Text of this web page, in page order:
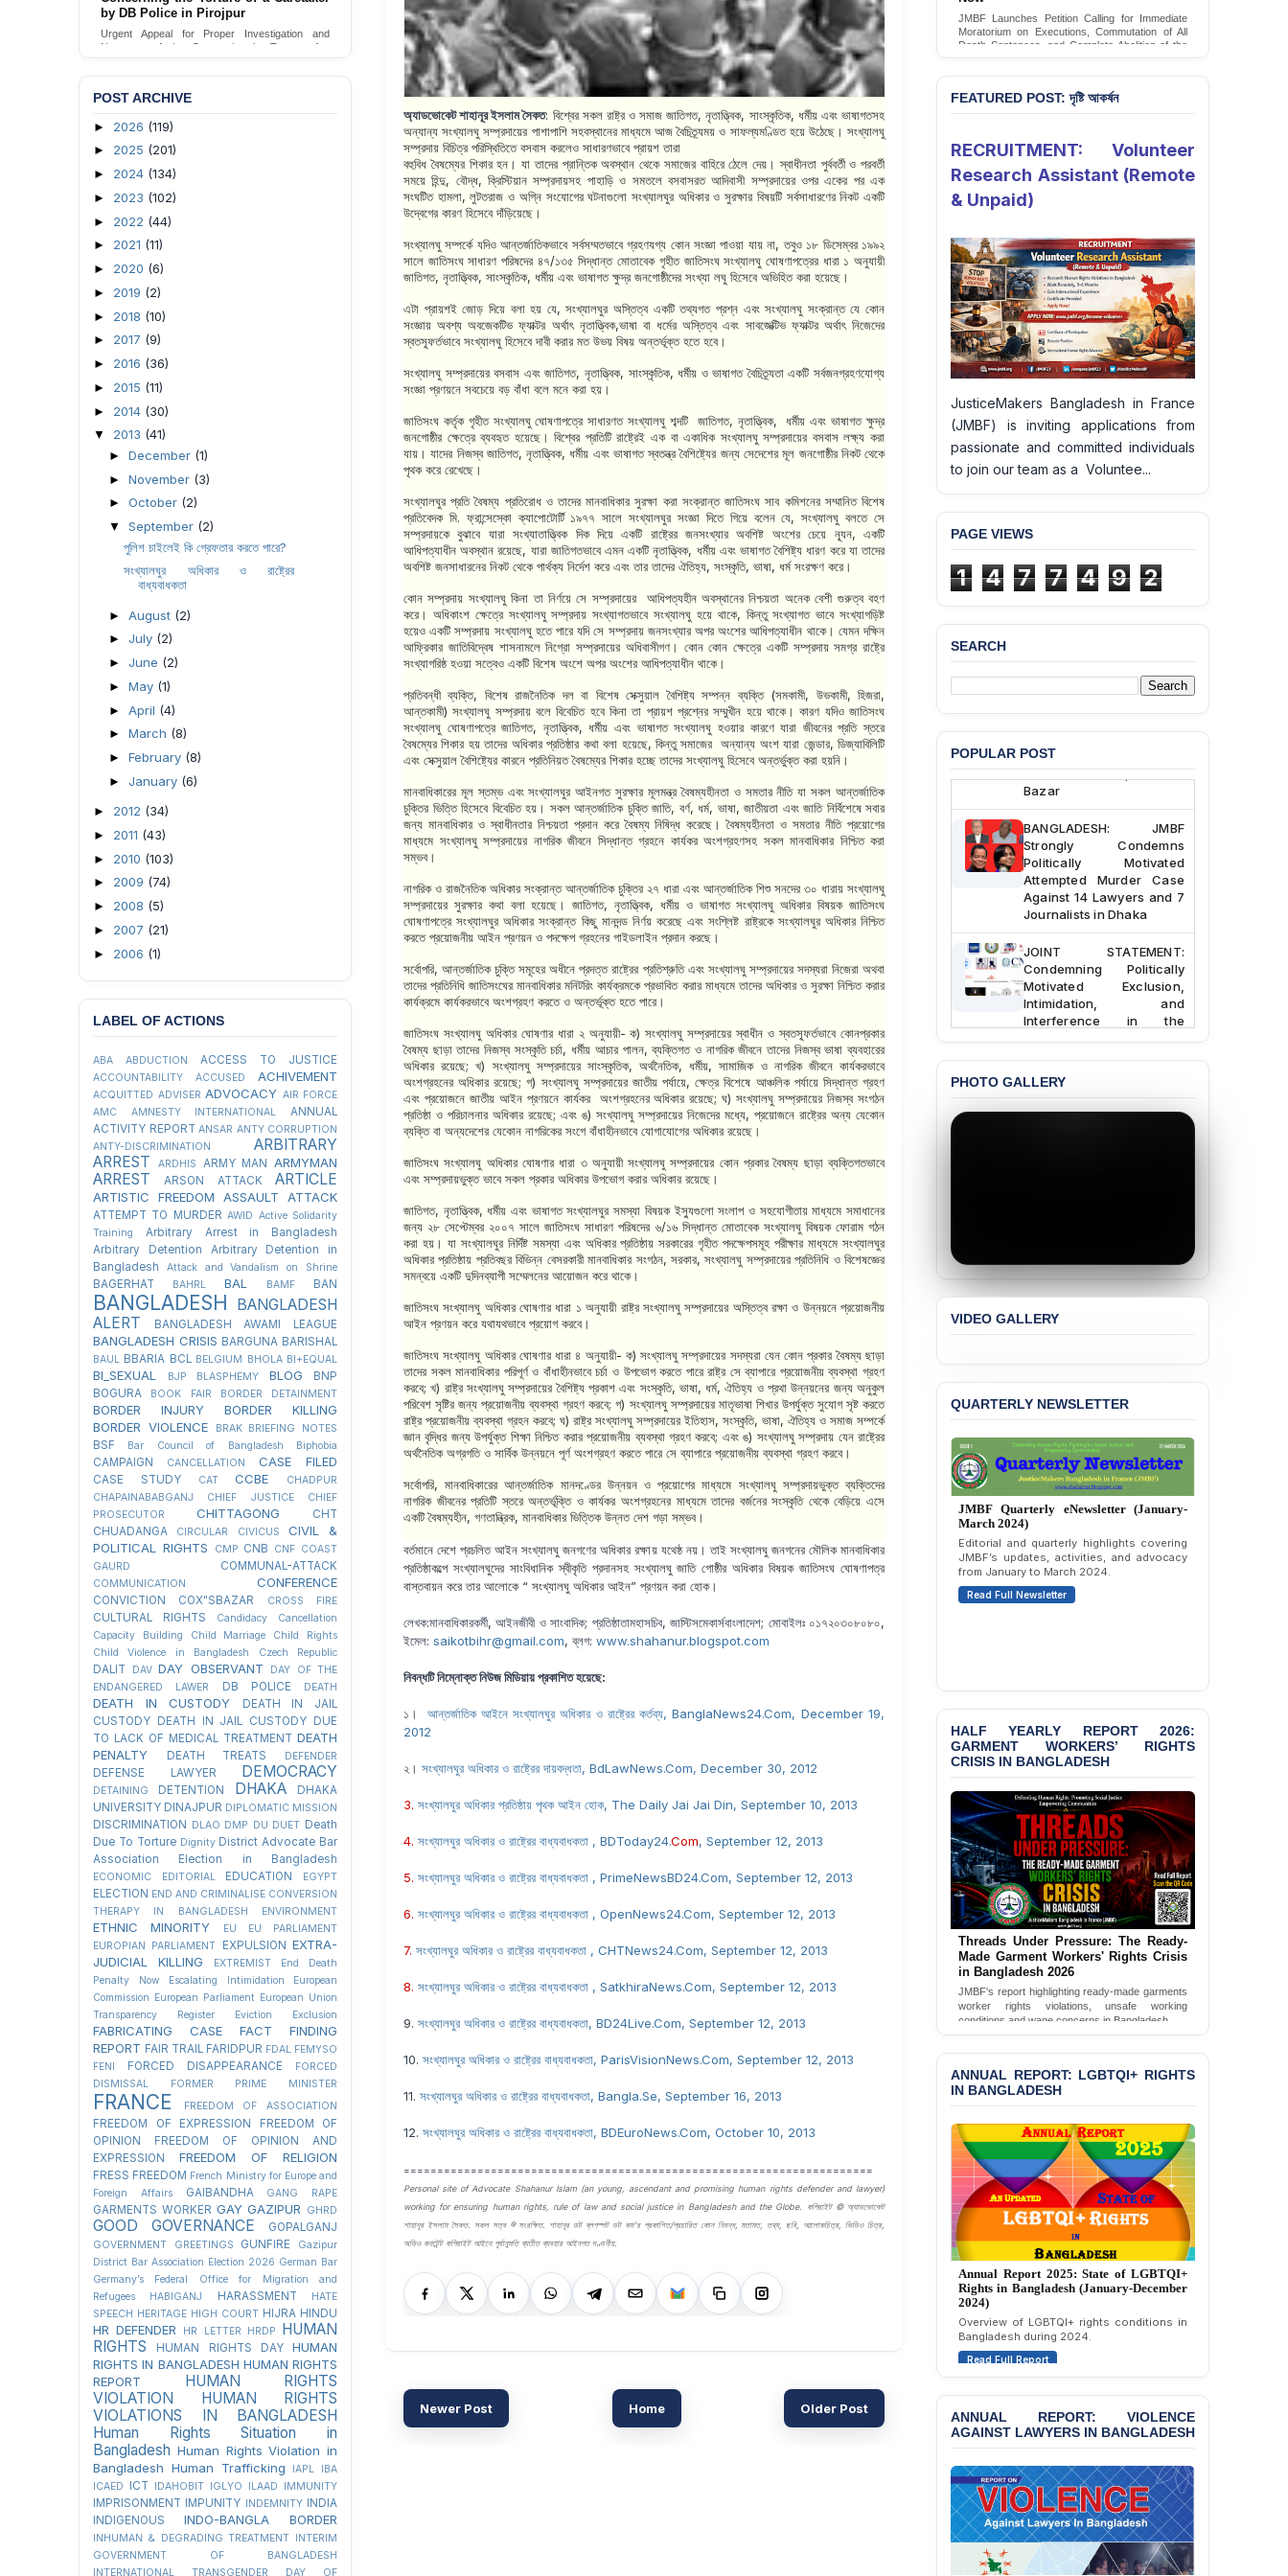
অ্যাডভোকেট শাহানূর ইসলাম সৈকত: বিশ্বের সকল রাষ্ট্র ও সমাজ জাতিগত,নৃতাত্ত্বিক, সাংস্কৃতিক, ধর্মীয় এবং ভাষাগতসহ
অন্যান্য সংখ্যালঘু সম্প্রদায়ের পাশাপাশি সহবস্থানের মাধ্যমে আজ বৈচিত্র্যময় ও সাফল্যমণ্ডিত হয়ে উঠেছে। সংখ্যালঘু
সম্প্রদায় বিচিত্র পরিস্থিতিতে বসবাস করলেও সাধারণভাবে প্রায়শ তারা
বহুবিধ বৈষম্যের শিকার হন। যা তাদের প্রান্তিক অবস্থান থেকে সমাজের বাহিরে ঠেলে দেয়। স্বাধীনতা পুর্ববর্তী ও পরবর্তী
সময়ে হিন্দু, বৌদ্ধ,ক্রিস্টিয়ান সম্প্রদায়সহ পাহাড়ি ও সমতলে বসবাসরত আদিবাসী সম্প্রদায়ের ওপর একের পর এক
সংঘটিত হামলা,লুটতরাজ ও অগ্নি সংযোগের ঘটনাগুলো সংখ্যালঘুর অধিকার ও সুরক্ষার বিষয়টি সর্বসাধারণের নিকট একটি
উদ্বেগের কারণ হিসেবে দাঁড়িয়েছে।
সংখ্যালঘু সম্পর্কে যদিও আন্তর্জাতিকভাবে সর্বসম্মতভাবে গ্রহণযগ্য কোন সংজ্ঞা পাওয়া যায় না,তবুও ১৮ ডিসেম্বর ১৯৯২
সালে জাতিসংঘ সাধারণ পরিষদের ৪৭/১৩৫ সিদ্ধান্ত মোতাবেক গৃহীত জাতিসংঘ সংখ্যালঘু ঘোষণাপত্রের ধারা ১ অনুযায়ী
জাতিগত, নৃতাত্ত্বিক, সাংস্কৃতিক, ধর্মীয় এবং ভাষাগত ক্ষুদ্র জনগোষ্ঠীদের সংখ্যা লঘু হিসেবে অভিহিত করা হয়েছে।
এটা প্রায়শই জোড় দিয়ে বলা হয় যে,সংখ্যালঘুর অস্তিত্ব একটি তথ্যগত প্রশ্ন এবং সংখ্যালঘু সংক্রান্ত যে কোন
সংজ্ঞায় অবশ্য অবজেকটিভ ফ্যাক্টর অর্থাৎ নৃতাত্ত্বিক,ভাষা বা ধর্মের অস্তিত্ব এবং সাবজেক্টিভ ফ্যাক্টর অর্থাৎ নিজেদের
স্বতস্ফূর্তভাবে সংখ্যালঘু হিসেবে দাবী করার মত উভয় বিষয় অন্তর্ভূক্ত হতে হবে।
সংখ্যালঘু সম্প্রদায়ের বসবাস এবং জাতিগত, নৃতাত্ত্বিক, সাংস্কৃতিক,ধর্মীয় ও ভাষাগত বৈচিত্র্যতা একটি সর্বজনগ্রহণযোগ্য
সংজ্ঞা প্রণয়নে সবচেয়ে বড় বাঁধা বলে মনে করা হয়।
জাতিসংঘ কর্তৃক গৃহীত সংখ্যালঘু ঘোষণাপত্রে সাধারণত সংখ্যালঘু শব্দটি জাতিগত, নৃতাত্ত্বিক,
ধর্মীয় এবং ভাষাগত ক্ষুদ্র
জনগোষ্ঠীর ক্ষেত্রে ব্যবহৃত হয়েছে। বিশ্বের প্রতিটি রাষ্ট্রেই এক বা একাধিক সংখ্যালঘু সম্প্রদায়ের বসবাস লক্ষ্য করা
যায়। যাদের নিজস্ব জাতিগত,নৃতাত্ত্বিক,ধর্মীয় এবং ভাষাগত স্বতন্ত্র বৈশিষ্ট্যের জন্য সেদেশের মূল জনগোষ্ঠীর নিকট থেকে
পৃথক করে রেখেছে।
সংখ্যালঘুর প্রতি বৈষম্য প্রতিরোধ ও তাদের মানবাধিকার সুরক্ষা করা সংক্রান্ত জাতিসংঘ সাব কমিশনের সম্মানিত বিশেষ
প্রতিবেদক মি. ফ্রান্সেস্কো ক্যাপোটোর্টি ১৯৭৭ সালে সংখ্যালঘুর সংজ্ঞা দিতে গিয়ে বলেন যে,সংখ্যালঘু বলতে সে
সম্প্রদায়কে বুঝাবে যারা সংখ্যাতাত্ত্বিক দিক দিয়ে একটি রাষ্ট্রের জনসংখ্যার অবশিষ্ট অংশের চেয়ে ন্যূন,একটি
আধিপত্যাধীন অবস্থান রয়েছে, যারা জাতিগতভাবে এমন একটি নৃতাত্ত্বিক, ধর্মীয় এবং ভাষাগত বৈশিষ্ট্য ধারণ করে যা তাদের
অবশিষ্ট জনসাধারনের নিকট থেকে পার্থক্য নির্দেশ করে এবং তার তাদের ঐতিহ্য, সংস্কৃতি, ভাষা, ধর্ম সংরক্ষণ করে।
কোন সম্প্রদায় সংখ্যালঘু কিনা তা নির্ণয়ে সে সম্প্রদায়ের
আধিপত্যহীন অবস্থানের নিশ্চয়তা অনেক বেশী গুরুত্ব বহণ
করে। অধিকাংশ ক্ষেত্রে সংখ্যালঘু সম্প্রদায় সংখ্যাগতভাবে সংখ্যালঘু হয়ে থাকে, কিন্তু সংখ্যাগত ভাবে সংখ্যাগড়িষ্ট
হয়েও একটি সম্প্রদায় সংখ্যালঘু হতে পারে যদি সে সম্প্রদায় জনসংখ্যার অপর অংশের আধিপত্যাধীন থাকে। যেমন দক্ষিন
আফ্রিকার জাতিবিদ্বেষ শাসনামলে নিগ্রো সম্প্রদায়ের অধিবাসীগণ। কোন কোন ক্ষেত্রে একটি সম্প্রদায় সমগ্র রাষ্ট্রে
সংখ্যাগরিষ্ঠ হওয়া সত্বেও একটি বিশেষ অংশে অপর অংশের আধিপত্যাধীন থাকে।
প্রতিবন্ধী ব্যক্তি, বিশেষ রাজনৈতিক দল বা বিশেষ সেক্সুয়াল বৈশিষ্ট্য সম্পন্ন ব্যক্তি (সমকামী, উভকামী,হিজরা,
আন্তকামী) সংখ্যালঘু সম্প্রদায় বলে বিবেচিত হবে কিনা তা প্রায়শ প্রশ্নের সম্মুখীন হয়ে থাকে। কারণ যদিও জাতিসংঘ
সংখ্যালঘু ঘোষণাপত্রে জাতিগত, নৃতাত্ত্বিক,ধর্মীয় এবং ভাষাগত সংখ্যালঘু হওয়ার কারণে যারা জীবনের প্রতি স্তরে
বৈষম্যের শিকার হয় তাদের অধিকার প্রতিষ্ঠার কথা বলা হয়েছে, কিন্তু সমাজের অন্যান্য অংশ যারা জেন্ডার, ডিজ্যাবিলিটি
এবং সেক্সুয়াল বৈশিষ্ট্যের কারনে প্রতিনিয়ত বৈষম্যের শিকার হচ্ছে তাদের সংখ্যালঘু হিসেবে অন্তর্ভুক্ত করা হয়নি।
মানবাধিকারের মূল স্তম্ভ এবং সংখ্যালঘুর আইনগত সুরক্ষার মূলমন্ত্র বৈষম্যহীনতা ও সমতার নীতি যা সকল আন্তর্জাতিক
চুক্তির ভিত্তি হিসেবে বিবেচিত হয়। সকল আন্তর্জাতিক চুক্তি জাতি, বর্ণ, ধর্ম, ভাষা, জাতীয়তা এবং জাতি নির্বিশেষে সবার
জন্য মানবাধিকার ও স্বাধীনতার নিশ্চয়তা প্রদান করে বৈষম্য নিষিদ্ধ করেছে। বৈষম্যহীনতা ও সমতার নীতি প্রয়োগের
মাধ্যমে সংখ্যালঘু সম্প্রদায়ের নাগরিক জীবনে সিদ্ধান্ত গ্রহনে কার্যকর অংশগ্রহণসহ সকল মানবাধিকার নিশ্চিত করা
সম্ভব।
নাগরিক ও রাজনৈতিক অধিকার সংক্রান্ত আন্তর্জাতিক চুক্তির ২৭ ধারা এবং আন্তর্জাতিক শিশু সনদের ৩০ ধারায় সংখ্যালঘু
সম্প্রদায়ের সুরক্ষার কথা বলা হয়েছে। জাতিগত,নৃতাত্ত্বিক, ধর্মীয় ও ভাষাগত সংখ্যালঘু অধিকার বিষয়ক জাতিসংঘ
ঘোষণাপত্রে সংখ্যালঘুর অধিকার সংক্রান্ত কিছু মানদন্ড নির্ণয় করেছে এবং সংশ্লিষ্ট রাষ্ট্রকে সংখ্যালঘুর অধিকার নিশ্চিত
করতে প্রয়োজনীয় আইন প্রণয়ন ও পদক্ষেপ গ্রহনের গাইডলাইন প্রদান করছে।
সর্বোপরি, আন্তর্জাতিক চুক্তি সমূহের অধীনে প্রদত্ত রাষ্ট্রের প্রতিশ্রুতি এবং সংখ্যালঘু সম্প্রদায়ের সদস্যরা নিজেরা অথবা
তাদের প্রতিনিধি জাতিসংঘের মানবাধিকার মনিটরিং কার্যক্রমকে প্রভাবিত করার মাধ্যমে তাদের অধিকার ও সুরক্ষা নিশ্চিত করার
কার্যক্রমে কার্যকরভাবে অংশগ্রহণ করতে ও অন্তর্ভূক্ত হতে পারে।
জাতিসংঘ সংখ্যালঘু অধিকার ঘোষণার ধারা ২ অনুযায়ী- ক) সংখ্যালঘু সম্প্রদায়ের স্বাধীন ও স্বতস্ফূর্তভাবে কোনপ্রকার
বৈষম্য ছাড়া তাদের নিজস্ব সংস্কৃতি চর্চা,ধর্মীয় আচার পালন,ব্যক্তিগত ও নাগরিক জীবনে তাদের নিজস্ব ভাষা ব্যবহারের
অধিকার রয়েছে; খ) সংখ্যালঘু সম্প্রদায়ের সাংস্কৃতিক,অর্থনৈতিক,ধর্মীয়,সামাজিক ও নাগরিক জীবনে কার্যকরভাবে
অংশগ্রহনের অধিকার রয়েছে; গ) সংখ্যালঘু সম্প্রদায়ের জাতীয় পর্যায়ে,ক্ষেত্র বিশেষে আঞ্চলিক পর্যায়ে সিদ্ধান্ত গ্রহণ
এবং প্রয়োজনে জাতীয় আইন প্রণয়নে কার্যকর
অংশগ্রহনের অধিকার রয়েছে; ঘ) সংখ্যালঘু সম্প্রদায়ের নিজস্ব সংগঠন
প্রতিষ্ঠা ও পরিচালনার অধিকার রয়েছে; এবং ঙ) সংখ্যালঘু সম্প্রদায়ের নিজেদের মধ্যে, প্রয়োজনে রাষ্ট্রের অন্য যেকোন
ব্যক্তি বা অন্যদেশের যেকোন নাগরিকের সংগে বাঁধাহীনভাবে যোগাযোগের অধিকার রয়েছে।
জাতিসংঘ সংখ্যালঘু অধিকার ঘোষণার ধারা ৩ অনুযায়ী সংখ্যালঘু সম্প্রদায়ের কোন প্রকার বৈষম্য ছাড়া ব্যক্তিগতভাবে
এবং সম্প্রদায়ভুক্ত ভাবে সকল প্রকার অধিকার উপভোগ করার অধিকার রয়েছে।
জাতিগত, নৃতাত্ত্বিক,ধর্মীয় এবং ভাষাগত সংখ্যালঘুর সমস্যা বিষয়ক ইস্যুগুলো সংলাপ ও সহযোগীতায় মাধ্যমে সমাধানের
জন্য ২৮ সেপ্টেম্বর ২০০৭ সালে জাতিসংঘ সাধারণ পরিষদের ৬/১৬ সিদ্ধান্ত মোতাবেক সংখ্যালঘু বিষয়ক ফোরাম গঠন
করা হয়। যা সংখ্যালঘুর নির্দিষ্ট সমস্যা এবং অধিকার প্রতিষ্ঠায় সরকারের গৃহীত পদক্ষেপসমূহ পরীক্ষার মাধ্যমে সংখ্যালঘুর
অধিকার প্রতিষ্ঠায় প্রতিবছর বিভিন্ন বেসরকারী মানবাধিকার সংগঠন, সরকার,সংখ্যালঘু সম্প্রদায়ের প্রতিনিধি ও বিশেষজ্ঞের
সমন্বয়ে একটি দুদিনব্যাপী সম্মেলনের আয়োজন করে থাকে।
জাতিসংঘ সংখ্যালঘু অধিকার ঘোষণার ধারা ১ অনুযায়ী রাষ্ট্র সংখ্যালঘু সম্প্রদায়ের অস্তিত্ব রক্ষা ও উন্নয়নে প্রয়োজনীয়
আইন প্রণয়ন করে যথাযথভাবে প্রয়োগ করবে।
জাতিসংঘ সংখ্যালঘু অধিকার ঘোষণার ধারা ৪ অনুযায়ী- ক) সংখ্যালঘু সম্প্রদায়ের সদস্যরা যেন কোন প্রকার বৈষম্য ছাড়া
তাদের সকল মানবাধিকার পরিপূর্ণ ও বাঁধাহীনভাবে চর্চা ও উপভোগ করতে পারে রাষ্ট্র সে ব্যাপারে প্রয়োজনীয় ব্যবস্থা গ্রহণ
করবে; খ) রাষ্ট্র সংখ্যালঘু সম্প্রদায়ের বৈশিষ্ট্য প্রকাশ এবং সংস্কৃতি, ভাষা,ধর্ম,ঐতিহ্য ও প্রথা উন্নয়নের জন্য অনুকুল
পরিবেশ সৃষ্টির জন্য প্রয়োজনীয় ব্যবস্থা গ্রহণ করবে; গ) সংখ্যালঘু সম্প্রদায়ের মাতৃভাষা শিখার উপর্যুক্ত সুযোগ সৃষ্ট করতে
রাষ্ট্র প্রয়োজনীয় ব্যবস্থা গ্রহন করবে; ঘ) রাষ্ট্র সংখ্যালঘু সম্প্রদায়ের ইতিহাস, সংস্কৃতি, ভাষা, ঐতিহ্য ও সমাজ সম্পর্কে
জ্ঞান বৃদ্ধির জন্য উপর্যুক্ত শিক্ষা নিশ্চিত করার প্রয়োজনীয় ব্যবস্থা গ্রহণ করবে; এবং ঙ) সংখ্যালঘু সম্প্রদায় যেন রাষ্ট্রের
অর্থনৈতিক অগ্রগতি ও সার্বিক উন্নয়নে পূর্ণ অংশগ্রহণ করতে পারে সে ব্যাপারে প্রয়োজনীয় ব্যবস্থা গ্রহণ করবে।
সর্বোপরি,মানবাধিকারের আন্তর্জাতিক মানদণ্ডের উন্নয়ন ও প্রয়োগের মাধ্যমে সংখ্যালঘু সম্প্রদায়ভুক্ত ব্যক্তিদের
নাগরিক জীবনের প্রতিটি স্তরে অন্তর্ভূক্তি ও কার্যকর অংশগ্রহনের মাধ্যমে তাদের বর্জনের সংস্কৃতি থেকে বেড়িয়ে এসে
একটি বৈষম্যহীন, গণতান্ত্রিক, মানবাধিকার ভিত্তিক উন্নত দেশ গড়া সম্ভব।
বর্তমানে দেশে প্রচলিত আইন সংখ্যালঘু জনগণের অধিকার রক্ষায় যথেষ্ঠ নয়। তাই সংখ্যালঘু জনগনের মৌলিক মানবাধিকার
প্রতিষ্ঠাকল্পে সংখ্যালঘুদের সাংবিধানিক স্বীকৃতি প্রদানসহ সংখ্যালঘু জাতি গোষ্ঠীর অধিকার বিষয়ক জাতিসংঘ ঘোষণাপত্র
বাস্তবায়ন করে তার আলোকে “ সংখ্যালঘু অধিকার আইন” প্রণয়ন করা হোক।
লেখক:মানবাধিকারকর্মী, আইনজীবী ও সাংবাদিক; প্রতিষ্ঠাতামহাসচিব, জাস্টিসমেকার্সবাংলাদেশ; মোবাইলঃ ০১৭২০৩০৮০৮০,
ইমেল: saikotbihr@gmail.com, ব্লগ: www.shahanur.blogspot.com
নিবন্ধটি নিম্নোক্ত নিউজ মিডিয়ায় প্রকাশিত হয়েছে:
১। আন্তর্জাতিক আইনে সংখ্যালঘুর অধিকার ও রাষ্ট্রের কর্তব্য,BanglaNews24.Com, December 19,
2012
২। সংখ্যালঘুর অধিকার ও রাষ্ট্রের দায়বদ্ধতা, BdLawNews.Com, December 30, 2012
3. সংখ্যালঘুর অধিকার প্রতিষ্ঠায় পৃথক আইন হোক, The Daily Jai Jai Din, September 10, 2013
4. সংখ্যালঘুর অধিকার ও রাষ্ট্রের বাধ্যবাধকতা , BDToday24.Com, September 12, 2013
5. সংখ্যালঘুর অধিকার ও রাষ্ট্রের বাধ্যবাধকতা , PrimeNewsBD24.Com, September 12, 2013
6. সংখ্যালঘুর অধিকার ও রাষ্ট্রের বাধ্যবাধকতা , OpenNews24.Com, September 12, 2013
7. সংখ্যালঘুর অধিকার ও রাষ্ট্রের বাধ্যবাধকতা , CHTNews24.Com, September 12, 2013
8. সংখ্যালঘুর অধিকার ও রাষ্ট্রের বাধ্যবাধকতা , SatkhiraNews.Com, September 12, 2013
9. সংখ্যালঘুর অধিকার ও রাষ্ট্রের বাধ্যবাধকতা, BD24Live.Com, September 12, 2013
10. সংখ্যালঘুর অধিকার ও রাষ্ট্রের বাধ্যবাধকতা, ParisVisionNews.Com, September 12, 2013
11. সংখ্যালঘুর অধিকার ও রাষ্ট্রের বাধ্যবাধকতা, Bangla.Se, September 16, 2013
12. সংখ্যালঘুর অধিকার ও রাষ্ট্রের বাধ্যবাধকতা, BDEuroNews.Com, October 10, 2013
======================================================================
Personal site of Advocate Shahanur Islam (an young, ascendant and promising human rights defender and lawyer)
working for ensuring human rights, rule of law and social justice in Bangladesh and the Globe. কপিরাইট © অ্যাডভোকেট
শাহানূর ইসলাম সৈকত. সকল সত্ব ® সংরক্ষিত. শাহানূর ডট ব্লগস্পট ডট কম'র প্রকাশিত/প্রচারিত কোন নিবন্ধ, মতামত, তথ্য, ছবি, আলোকচিত্র, ভিডিও চিত্র,
অডিও কনটেন্ট কপিরাইট আইনে পূর্বানুমতি ব্যতীত ব্যবহার আইনগত দণ্ডনীয়.
Newer Post Older Post
Home
by DB Police in Pirojpur
Urgent Appeal for Proper Investigation and
Necessary Action Concerning the Torture of a
Caretaker by DB Police in Pirojpur.
Urgent appeal for legal protection and immediate
safeguards for two detained lesbian young
women in Jamalpur.
POST ARCHIVE
► 2026 (119)
► 2025 (201)
► 2024 (134)
► 2023 (102)
► 2022 (44)
► 2021 (11)
► 2020 (6)
► 2019 (2)
► 2018 (10)
► 2017 (9)
► 2016 (36)
► 2015 (11)
► 2014 (30)
▼ 2013 (41)
► December (1)
► November (3)
► October (2)
▼ September (2)
পুলিশ চাইলেই কি গ্রেফতার করতে পারে?
সংখ্যালঘুর অধিকার ও রাষ্ট্রের
বাধ্যবাধকতা
► August (2)
► July (2)
► June (2)
► May (1)
► April (4)
► March (8)
► February (8)
► January (6)
► 2012 (34)
► 2011 (43)
► 2010 (103)
► 2009 (74)
► 2008 (5)
► 2007 (21)
► 2006 (1)
LABEL OF ACTIONS
ABA ABDUCTION ACCESS TO JUSTICE
ACCOUNTABILITY ACCUSED ACHIVEMENT
ACQUITTED ADVISER ADVOCACY AIR FORCE
AMC
AMNESTY INTERNATIONAL
ANNUAL
ACTIVITY REPORT ANSAR ANTY CORRUPTION
ANTY-DISCRIMINATION
ARBITRARY
ARREST
ARDHIS ARMY MAN ARMYMAN
ARREST ARSON ATTACK ARTICLE
ARTISTIC FREEDOM ASSAULT ATTACK
ATTEMPT TO MURDER AWID Active Solidarity
Training
Arbitrary Arrest in Bangladesh
Arbitrary Detention
Arbitrary Detention in
Bangladesh
Attack and Vandalism on Shrine
BAGERHAT BAHRL BAL BAMF BAN
BANGLADESH
BANGLADESH
ALERT
BANGLADESH AWAMI LEAGUE
BANGLADESH CRISIS BARGUNA BARISHAL
BAUL BBARIA BCL BELGIUM BHOLA BI+EQUAL
BI_SEXUAL BJP BLASPHEMY BLOG
BNP
BOGURA
BOOK FAIR BORDER DETAINMENT
BORDER INJURY
BORDER KILLING
BORDER VIOLENCE
BRAK BRIEFING NOTES
BSF Bar Council of Bangladesh Biphobia
CAMPAIGN CANCELLATION CASE FILED
CASE STUDY CAT CCBE
CHADPUR
CHAPAINABABGANJ
CHIEF JUSTICE
CHIEF
PROSECUTOR
CHITTAGONG
CHT
CHUADANGA
CIRCULAR CIVICUS
CIVIL &
POLITICAL RIGHTS
CMP CNB CNF COAST
GAURD
COMMUNAL-ATTACK
COMMUNICATION CONFERENCE
CONVICTION COX"SBAZAR CROSS FIRE
CULTURAL RIGHTS
Candidacy Cancellation
Capacity Building
Child Marriage
Child Rights
Child Violence in Bangladesh
Czech Republic
DALIT DAV DAY OBSERVANT
DAY OF THE
ENDANGERED LAWER
DB POLICE DEATH
DEATH IN CUSTODY
DEATH IN JAIL
CUSTODY
DEATH IN JAIL CUSTODY DUE
TO LACK OF MEDICAL TREATMENT DEATH
PENALTY
DEATH TREATS DEFENDER
DEFENSE LAWYER DEMOCRACY
DETAINING DETENTION DHAKA
DHAKA
UNIVERSITY DINAJPUR DIPLOMATIC MISSION
DISCRIMINATION DLAO DMP DU DUET Death
Due To Torture Dignity District Advocate Bar
Association Election in Bangladesh
ECONOMIC EDITORIAL EDUCATION EGYPT
ELECTION END AND CRIMINALISE CONVERSION
THERAPY IN BANGLADESH
ENVIRONMENT
ETHNIC MINORITY EU
EU PARLIAMENT
EUROPIAN PARLIAMENT
EXPULSION EXTRA-
JUDICIAL KILLING
EXTREMIST
End Death
Penalty Now
Escalating Intimidation
European
Commission European Parliament European Union
Transparency Register
Eviction Exclusion
FABRICATING CASE
FACT FINDING
REPORT FAIR TRAIL FARIDPUR FDAL FEMYSO
FENI
FORCED DISAPPEARANCE
FORCED
DISMISSAL
FORMER PRIME MINISTER
FRANCE FREEDOM OF ASSOCIATION
FREEDOM OF EXPRESSION
FREEDOM OF
OPINION
FREEDOM OF OPINION AND
EXPRESSION
FREEDOM OF RELIGION
FRESS FREEDOM French Ministry for Europe and
Foreign Affairs
GAIBANDHA GANG RAPE
GARMENTS WORKER GAY GAZIPUR GHRD
GOOD GOVERNANCE GOPALGANJ
GOVERNMENT GREETINGS GUNFIRE
Gazipur
District Bar Association Election 2026 German Bar
Germany’s Federal Office for Migration and
Refugees
HABIGANJ HARASSMENT
HATE
SPEECH HERITAGE HIGH COURT HIJRA HINDU
HR DEFENDER HR LETTER HRDP
HUMAN
RIGHTS
HUMAN RIGHTS DAY
HUMAN
RIGHTS IN BANGLADESH HUMAN RIGHTS
REPORT
HUMAN RIGHTS
VIOLATION
HUMAN RIGHTS
VIOLATIONS IN BANGLADESH
Human Rights Situation in
Bangladesh Human Rights Violation in
Bangladesh Human Trafficking IAPL
IBA
ICAED
ICT IDAHOBIT IGLYO ILAAD IMMUNITY
IMPRISONMENT IMPUNITY INDEMNITY
INDIA
INDIGENOUS
INDO-BANGLA BORDER
INHUMAN & DEGRADING TREATMENT INTERIM
GOVERNMENT OF BANGLADESH
INTERNATIONAL TRANSGENDER DAY OF
JMBF Launches Petition Calling for Immediate
Moratorium on Executions, Commutation of All
Death Sentences, and Complete Abolition of the
Death Penalty in Bangladesh
Sign Petition
Conversion Therapy in Bangladesh
JMBF launches an urgent campaign calling on
the Government of Bangladesh to end and
FEATURED POST: দৃষ্টি আকর্ষন
RECRUITMENT: Volunteer
Research Assistant (Remote
& Unpaid)
JusticeMakers Bangladesh in France
(JMBF) is inviting applications from
passionate and committed individuals
to join our team as a Voluntee...
PAGE VIEWS
1 4 7 7 4 9 2
SEARCH
POPULAR POST
BANGLADESH ALERT:
JMBF Deeply Concerned
and Strongly Condemns
the Death of Durjoy
Chowdhury in Police
Custody at Chakaria
Police Station, Cox’s
Bazar
BANGLADESH: JMBF
Strongly Condemns
Politically Motivated
Attempted Murder Case
Against 14 Lawyers and 7
Journalists in Dhaka
JOINT STATEMENT:
Condemning Politically
Motivated Exclusion,
Intimidation, and
Interference in the
Democratic Governance
BANGLADESH ALERT:
JMBF Expresses Deep
Concern over the
Passage of a Bill Granting
Immunity from All
Protesters
BANGLADESH ALERT:
JMBF Strongly Condemns
the Expulsion of a
Transgender Woman from
the Chhatra Dal
Committee
BANGLADESH: Call for
Immediate Release of
Unlawful, Politically
Motivated Arrests of
Senior Lawyer Rezaul
BANGLADESH ALERT:
JMBF Condemns Police
‘Special Directive’ on
Politically Motivated
Shown Arrests
PRESS RELEASE: JMBF
Releases 2024 Annual
Report on the State of
LGBTQI+ Rights in
Bangladesh
BANGLADESH ALERT:
JMBF Deeply Concerned
and Strongly Condemns
the Death of Durjoy
Chowdhury in Police
Custody at Chakaria
Police Station, Cox’s
Bazar
BANGLADESH: JMBF
Strongly Condemns
Politically Motivated
Attempted Murder Case
Against 14 Lawyers and 7
Journalists in Dhaka
JOINT STATEMENT:
Condemning Politically
Motivated Exclusion,
Interference in the
Democratic Governance
of the Legal Profession in
BANGLADESH ALERT:
Dismissal of Two
University Teachers on
“Blasphemy” — A Gross
Violation of Justice,
Academic Freedom, and
Human Rights
BANGLADESH ALERT:
PHOTO GALLERY
VIDEO GALLERY
QUARTERLY NEWSLETTER
JMBF Quarterly eNewsletter (January-
March 2024)
Editorial and quarterly highlights covering
JMBF’s updates, activities, and advocacy
from January to March 2024.
Read Full Newsletter
HALF YEARLY REPORT 2026:
GARMENT WORKERS’ RIGHTS
CRISIS IN BANGLADESH
Threads Under Pressure: The Ready-
Made Garment Workers' Rights Crisis
in Bangladesh 2026
worker rights violations, unsafe working
conditions and wage concerns in Bangladesh.
Read Full Report
ANNUAL REPORT: LGBTQI+ RIGHTS
IN BANGLADESH
Annual Report 2025: State of LGBTQI+
Rights in Bangladesh (January-December
2024)
Overview of LGBTQI+ rights conditions in
Bangladesh during 2024.
Read Full Report
ANNUAL REPORT: VIOLENCE
AGAINST LAWYERS IN BANGLADESH